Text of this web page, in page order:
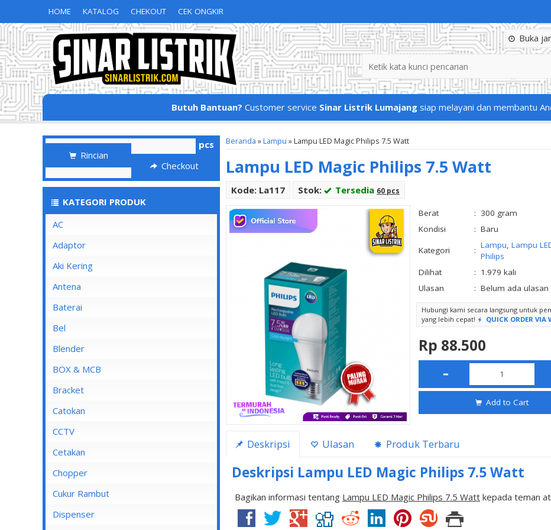
HOME KATALOG CHEKOUT CEK ONGKIR
Buka
Butuh Bantuan? Customer service Sinar Listrik Lumajang siap melayani dan membantu
Beranda »Lampu »Lampu LED Magic Philips 7.5 Watt
Lampu LED Magic Philips 7.5 Watt
Kode: La117 Stok: Tersedia 60 pcs
Berat : 300 gram
Kondisi
: Baru
Kategori
: Lampu, Lampu
Philips
Dilihat
: 1.979 kali
Ulasan
: Belum ada ulasan
Hubungi kami secara langsung untuk
yang lebih cepat!
QUICK ORDER VIA
Rp 88.500
Add to Cart
Deskripsi Ulasan Produk Terbaru
Deskripsi Lampu LED Magic Philips 7.5 Watt
Bagikan informasi tentang Lampu LED Magic Philips 7.5 Watt kepada teman
pcs
Rincian
Checkout
KATEGORI PRODUK
AC
Adaptor
Aki Kering
Antena
Baterai
Bel
Blender
Blender Advance
Blender Cosmos
Blender Kirin
Blender Maspion
Blender Miyako
BOX & MCB
MCB
MCB 1 Pole
MCB 2 Pole
MCB 3 Pole
MCB 4 Pole
Bracket
Catokan
CCTV
DVR
Cetakan
Chopper
Cukur Rambut
Dispenser